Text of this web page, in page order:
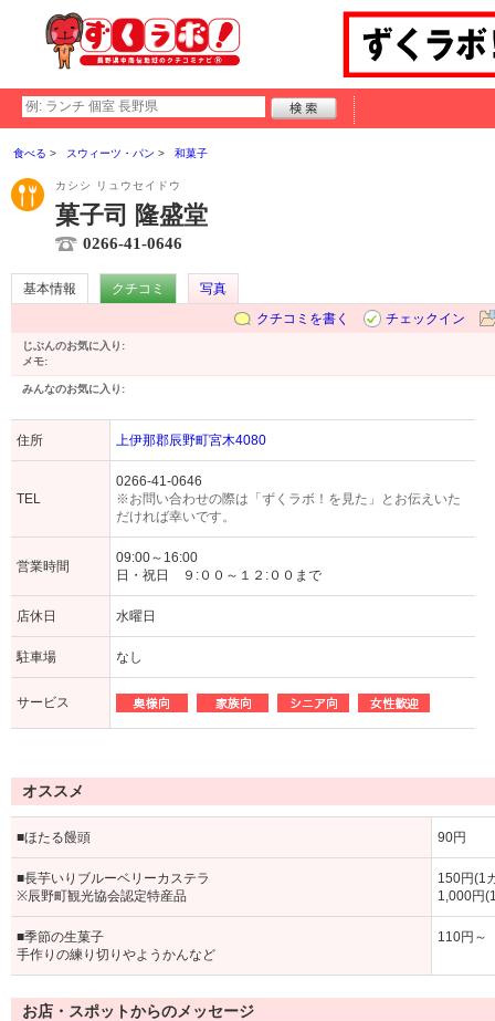
食べる スウィーツ・パン 和菓子
カシシ リュウセイドウ
菓子司 隆盛堂
0266-41-0646
基本情報 クチコミ
写真
クチコミを書く
チェックイン
じぶんのお気に入り:
メモ:
みんなのお気に入り:
住所 上伊那郡辰野町宮木4080
TEL
0266-41-0646
※お問い合わせの際は「ずくラボ！を見た」とお伝えいた
だければ幸いです。
営業時間
09:00～16:00
日・祝日 ９:００～１２:００まで
店休日 水曜日
駐車場 なし
サービス
オススメ
■ほたる饅頭 90円
■長芋いりブルーベリーカステラ
※辰野町観光協会認定特産品
150円(1
1,000円
■季節の生菓子
手作りの練り切りやようかんなど
110円～
お店・スポットからのメッセージ